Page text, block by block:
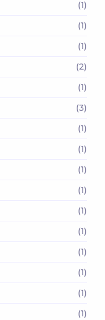
(1)
(1)
(1)
(2)
(1)
(3)
(1)
(1)
(1)
(1)
(1)
(1)
(1)
(1)
(1)
(1)